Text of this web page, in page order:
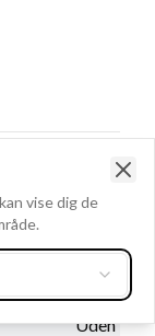
Uden
Uden
vise dig de